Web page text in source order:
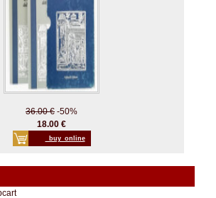
36.00 € -50%
18.00 €
_buy_online